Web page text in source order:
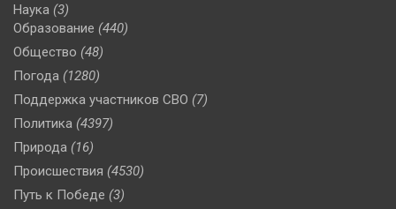
Наука (3)
Образование (440)
Общество (48)
Погода (1280)
Поддержка участников СВО (7)
Политика (4397)
Природа (16)
Происшествия (4530)
Путь к Победе (3)